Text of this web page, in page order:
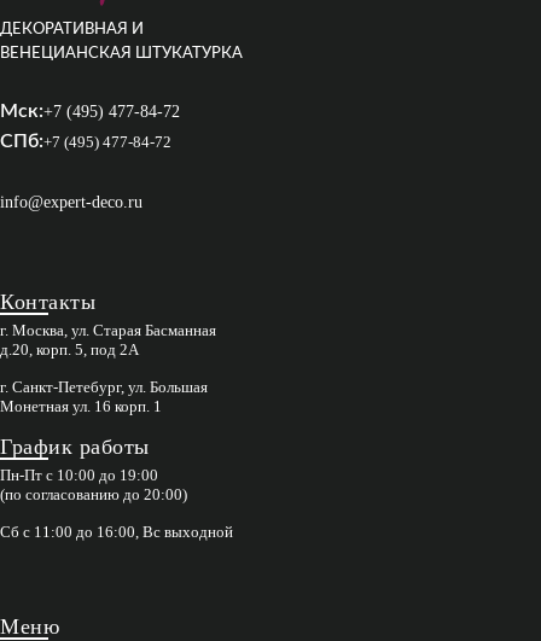
ДЕКОРАТИВНАЯ И
ВЕНЕЦИАНСКАЯ ШТУКАТУРКА
Мск:+7 (495) 477-84-72
СПб:+7 (495) 477-84-72
info@expert-deco.ru
Контакты
г. Москва, ул. Старая Басманная
д.20, корп. 5, под 2А
г. Санкт-Петебург, ул. Большая
Монетная ул. 16 корп. 1
График работы
Пн-Пт с 10:00 до 19:00
(по согласованию до 20:00)
Сб с 11:00 до 16:00, Вс выходной
Меню